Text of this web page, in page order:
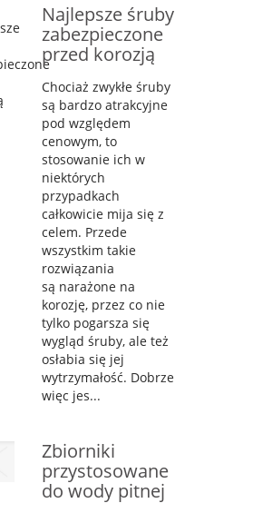
Najlepsze śruby
zabezpieczone
przed korozją
Chociaż zwykłe śruby
są bardzo atrakcyjne
pod względem
cenowym, to
stosowanie ich w
niektórych
przypadkach
całkowicie mija się z
celem. Przede
wszystkim takie
rozwiązania
są narażone na
korozję, przez co nie
tylko pogarsza się
wygląd śruby, ale też
osłabia się jej
wytrzymałość. Dobrze
więc jes...
Zbiorniki
przystosowane
do wody pitnej